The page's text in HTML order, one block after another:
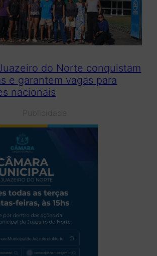
do Norte conquistam
e garantem vagas para
nacionais
Publicidade